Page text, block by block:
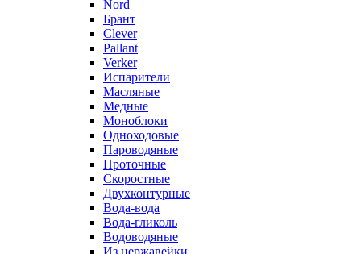
Nord
Брант
Clever
Pallant
Verker
Испарители
Масляные
Медные
Моноблоки
Одноходовые
Пароводяные
Проточные
Скоростные
Двухконтурные
Вода-вода
Вода-гликоль
Водоводяные
Из нержавейки